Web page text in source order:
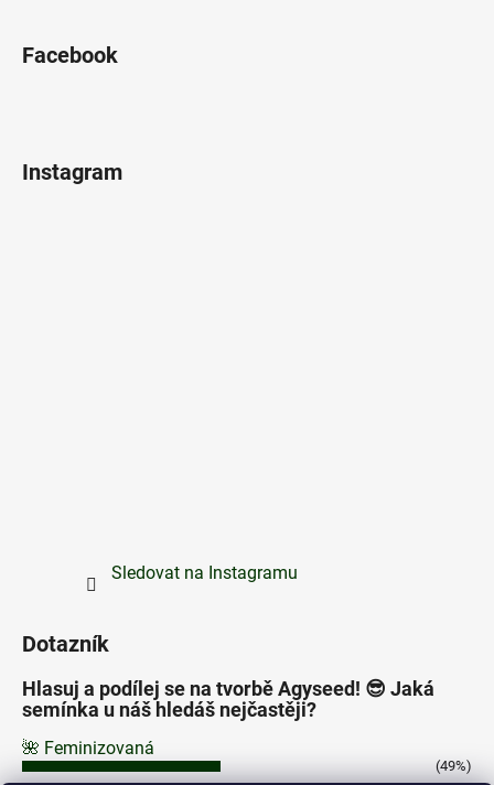
Facebook
Instagram
Sledovat na Instagramu
Dotazník
Hlasuj a podílej se na tvorbě Agyseed! 😎 Jaká
semínka u náš hledáš nejčastěji?
🌺 Feminizovaná
(49%)